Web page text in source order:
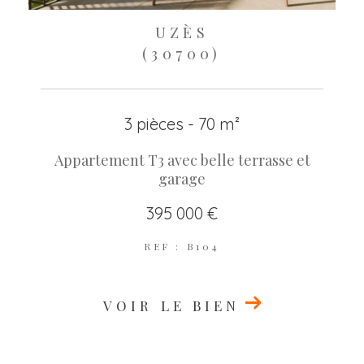
UZÈS
(30700)
3 pièces - 70 m²
Appartement T3 avec belle terrasse et
garage
395 000 €
REF : B104
VOIR LE BIEN